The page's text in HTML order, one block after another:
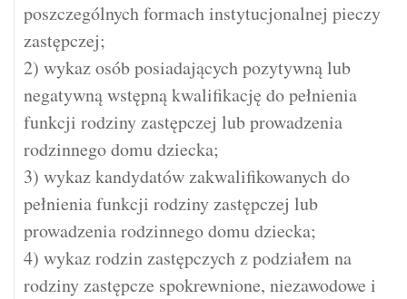
poszczególnych formach instytucjonalnej pieczy
zastępczej;
2) wykaz osób posiadających pozytywną lub
negatywną wstępną kwalifikację do pełnienia
funkcji rodziny zastępczej lub prowadzenia
rodzinnego domu dziecka;
3) wykaz kandydatów zakwalifikowanych do
pełnienia funkcji rodziny zastępczej lub
prowadzenia rodzinnego domu dziecka;
4) wykaz rodzin zastępczych z podziałem na
rodziny zastępcze spokrewnione, niezawodowe i